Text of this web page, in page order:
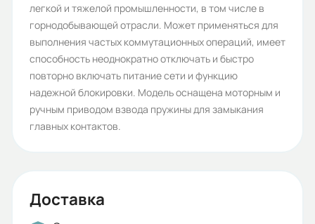
Межполюсное расстояние (мм):
150
Исполнение:
Стационарное
Тип привода исполнения:
MCD5
легкой и тяжелой промышленности, в том числе в
горнодобывающей отрасли. Может применяться для
выполнения частых коммутационных операций, имеет
способность неоднократно отключать и быстро
повторно включать питание сети и функцию
надежной блокировки. Модель оснащена моторным и
ручным приводом взвода пружины для замыкания
главных контактов.
Доставка